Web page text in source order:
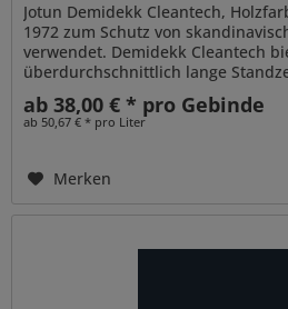
Jotun Demidekk Cleantech,
1972 zum Schutz von
verwendet. Demidekk Cleantech
überdurchschnittlich lange
penetrierende Alkydharzanteil für...
ab 38,00 € * pro Gebinde
ab 50,67 € * pro Liter
Merken